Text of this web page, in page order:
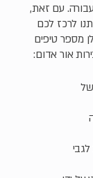
עם זאת,
לרכז לכם
מספר טיפים
אור אדום:
של